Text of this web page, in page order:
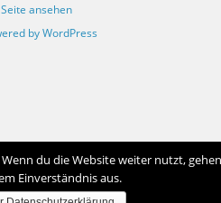
ansehen
by WordPress
du die Website weiter nutzt,
Einverständnis aus.